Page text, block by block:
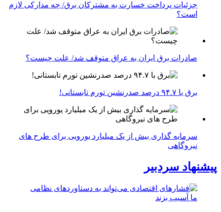
جزئیات پرداخت خسارت به مشترکان برق/ چه مدارکی لازم
است؟
صادرات برق ایران به عراق متوقف شد/ علت چیست؟
برق با ۹۴.۷ درصد صدرنشین تورم تابستانی!
سرمایه گذاری بیش از یک میلیارد یورویی برای طرح های
نیروگاهی
پیشنهاد سردبیر